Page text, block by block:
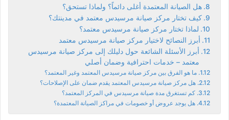
هل الصيانة المعتمدة أغلى دائماً؟ ولماذا تستحق؟
كيف تختار مركز صيانة مرسيدس معتمد في مدينتك؟
لماذا تختار مركز صيانة مرسيدس معتمد؟
أبرز النصائح لاختيار مركز صيانة مرسيدس معتمد
أبرز الأسئلة الشائعة حول دليلك إلى مركز صيانة مرسيدس
معتمد – خدمات احترافية وضمان أصلي
ما هو الفرق بين مركز صيانة مرسيدس المعتمد وغير المعتمد؟
هل مركز صيانة مرسيدس المعتمد يقدم ضمان على الإصلاحات؟
كم تستغرق مدة صيانة مرسيدس في المركز المعتمد؟
هل يوجد عروض أو خصومات في مراكز الصيانة المعتمدة؟